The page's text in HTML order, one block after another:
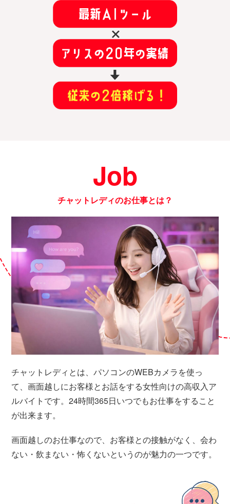
Job
チャットレディのお仕事とは？
チャットレディとは、パソコンのWEBカメラを使っ
て、画面越しにお客様とお話をする女性向けの高収入ア
ルバイトです。24時間365日いつでもお仕事をすること
が出来ます。
画面越しのお仕事なので、お客様との接触がなく、会わ
ない・飲まない・怖くないというのが魅力の一つです。